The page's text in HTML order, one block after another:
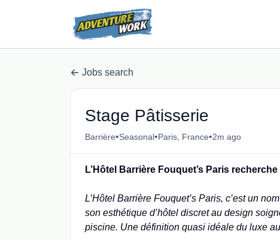
Jobs search
Stage Pâtisserie
Barrière•Seasonal•Paris, France•2m ago
L’Hôtel Barrière Fouquet’s Paris
L’Hôtel Barrière Fouquet’s Paris, c’est un
son esthétique d’hôtel discret au design
piscine. Une définition quasi idéale du luxe